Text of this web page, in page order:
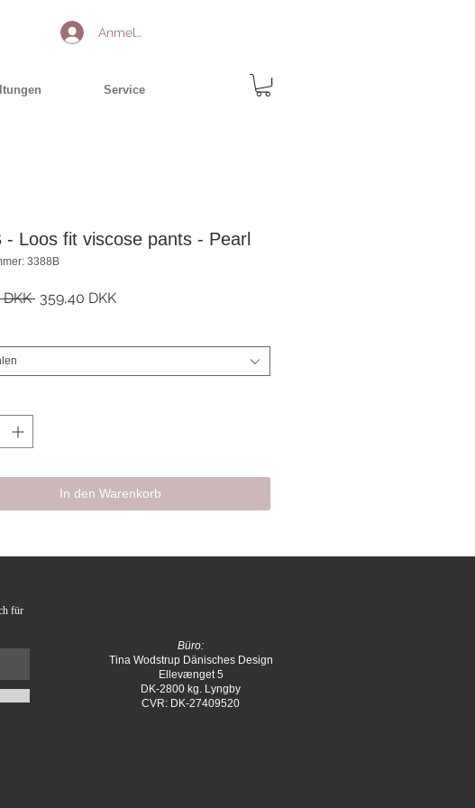
Anmelden
Service
- Loos fit viscose pants - Pearl
3388B
DKK Standardpreis
359,40 DKKSale-
In den Warenkorb
für
Büro:
Tina Wodstrup Dänisches Design
Ellevænget 5
DK-2800 kg. Lyngby
CVR: DK-27409520